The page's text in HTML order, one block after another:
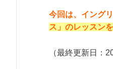
今回は、イング
ス」のレッスン
（最終更新日：